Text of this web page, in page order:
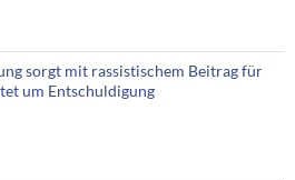
sorgt mit rassistischem Beitrag für
um Entschuldigung